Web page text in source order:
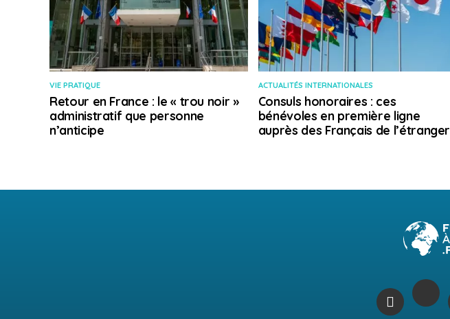
VIE PRATIQUE
Retour en France : le « trou noir »
administratif que personne
n’anticipe
ACTUALITÉS INTERNATIONALES
Consuls honoraires : ces
bénévoles en première ligne
auprès des Français de l’étranger